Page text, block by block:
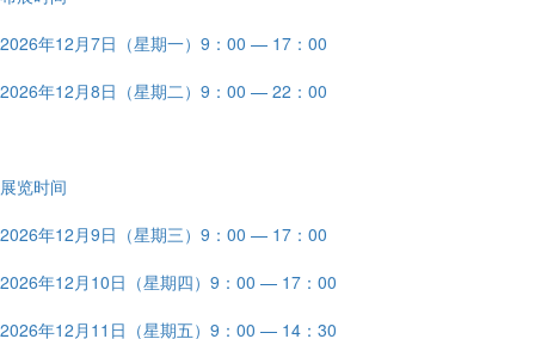
2026年12月7日（星期一）9：00 — 17：00
2026年12月8日（星期二）9：00 — 22：00
展览时间
2026年12月9日（星期三）9：00 — 17：00
2026年12月10日（星期四）9：00 — 17：00
2026年12月11日（星期五）9：00 — 14：30